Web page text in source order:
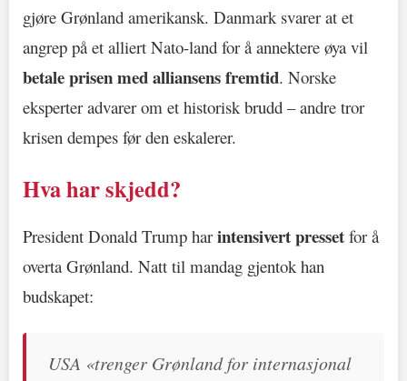
gjøre Grønland amerikansk. Danmark svarer at et
angrep på et alliert Nato-land for å annektere øya vil
betale prisen med alliansens fremtid. Norske
eksperter advarer om et historisk brudd – andre tror
krisen dempes før den eskalerer.
Hva har skjedd?
President Donald Trump harintensivert presset for å
overta Grønland. Natt til mandag gjentok han
budskapet:
USA «trenger Grønland for internasjonal